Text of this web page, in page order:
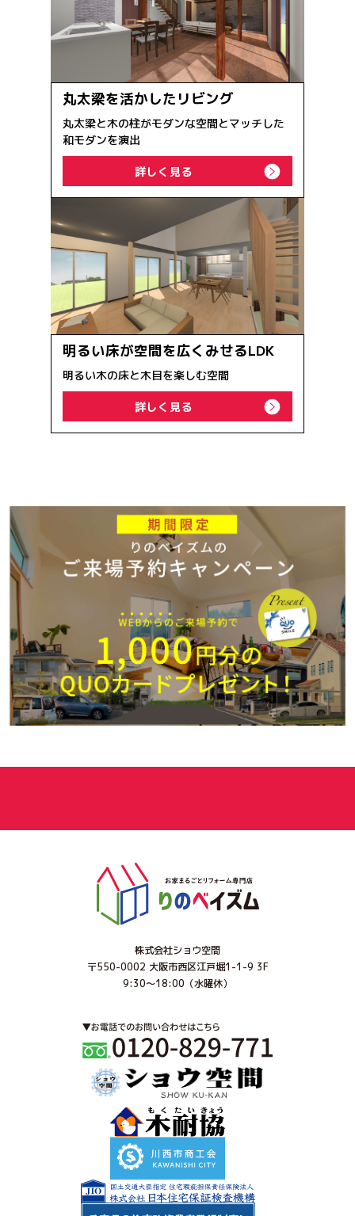
丸太梁を活かしたリビング
丸太梁と木の柱がモダンな空間とマッチした
和モダンを演出
詳しく見る
明るい床が空間を広くみせるLDK
明るい木の床と木目を楽しむ空間
詳しく見る
株式会社ショウ空間
〒550-0002 大阪市西区江戸堀1-1-9 3F
9:30～18:00（水曜休）